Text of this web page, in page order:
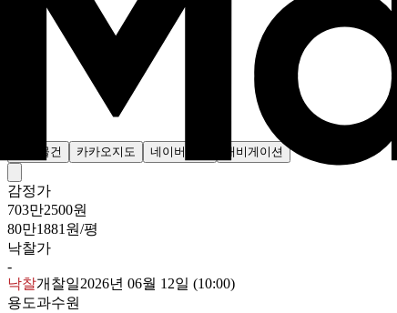
주변물건 카카오지도 네이버지도 내비게이션
감정가
703만2500원
80만1881원/평
낙찰가
-
낙찰개찰일2026년 06월 12일 (10:00)
용도과수원